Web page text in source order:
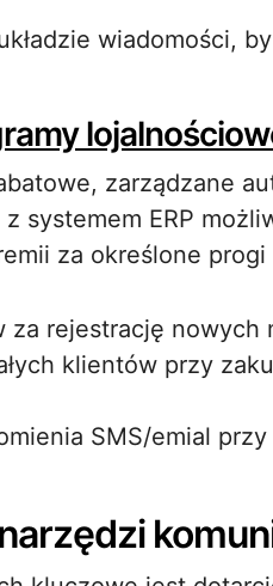
wiadomości,
zarządzane
systemem ERP
za określone progi
za rejestrację nowych
klientów przy
SMS/emial